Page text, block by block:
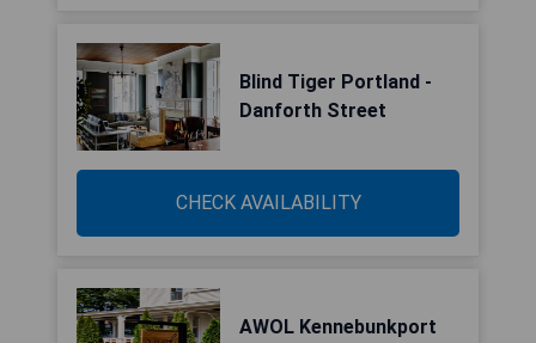
Blind Tiger Portland -
Danforth Street
CHECK AVAILABILITY
AWOL Kennebunkport